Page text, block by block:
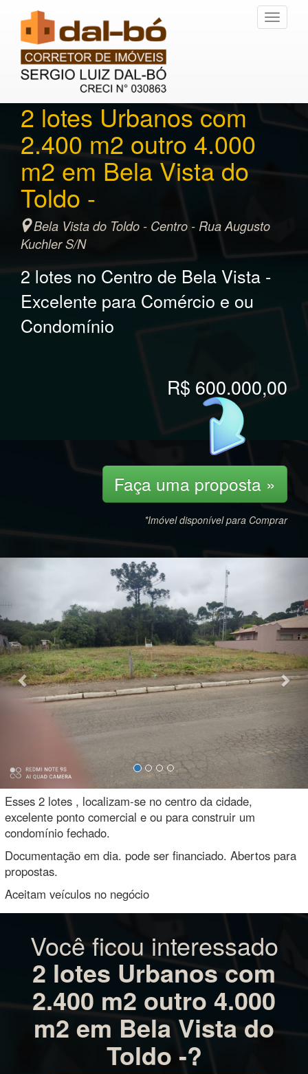
Toggle
2 lotes Urbanos com
2.400 m2 outro 4.000
m2 em Bela Vista do
Toldo -
Bela Vista do Toldo - Centro - Rua Augusto
Kuchler S/N
2 lotes no Centro de Bela Vista -
Excelente para Comércio e ou
Condomínio
R$ 600.000,00
Faça uma proposta »
*Imóvel disponível para Comprar
Esses 2 lotes , localizam-se no centro da cidade,
excelente ponto comercial e ou para construir um
condomínio fechado.
Documentação em dia. pode ser financiado. Abertos para
propostas.
Aceitam veículos no negócio
Você ficou interessado
2 lotes Urbanos com
2.400 m2 outro 4.000
m2 em Bela Vista do
Toldo -?